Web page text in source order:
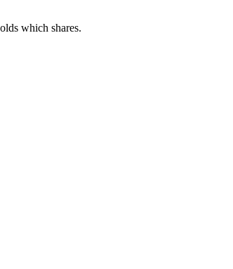
which shares.